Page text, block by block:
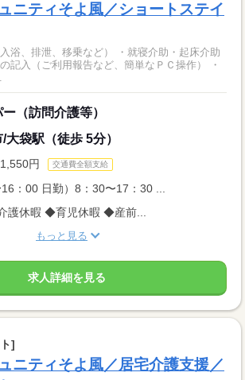
ニティそよ風／ショートステイ
浴、排泄、移乗など） ・就寝介助・起床介助
記入（ご利用報告など、簡単なＰＣ操作） ・
（訪問介護等）
袋駅（徒歩 5分）
円 交通費全額支給
：00 日勤）8：30〜17：30 ...
護休暇 ◆育児休暇 ◆産前...
もっと見る
求人詳細を見る
]
ニティそよ風／居宅介護支援／